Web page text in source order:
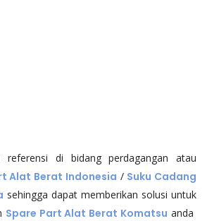
referensi di bidang perdagangan atau
Alat Berat Indonesia / Suku Cadang
sehingga dapat memberikan solusi untuk
Spare Part Alat Berat Komatsu anda